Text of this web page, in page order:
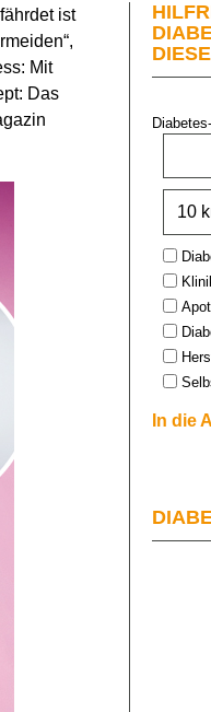
ist
Mit
Das
Type:
In die